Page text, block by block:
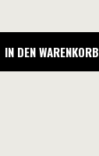
IN DEN WARENKORB